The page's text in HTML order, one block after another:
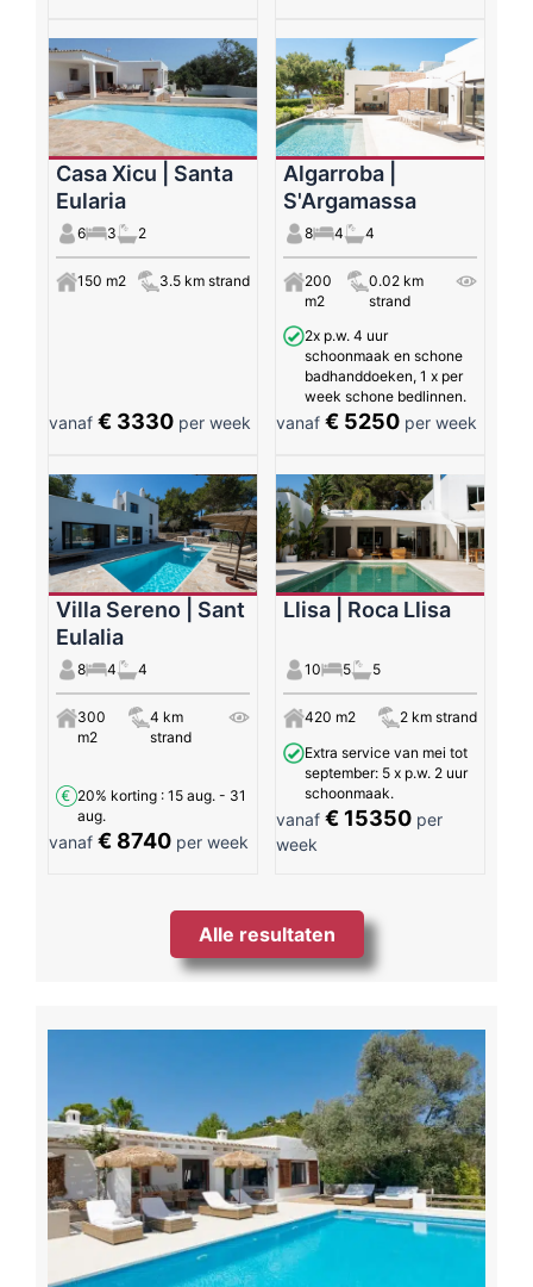
Casa Xicu | Santa
Eularia
6 3 2
150 m2 3.5 km strand
vanaf € 3330 per week
Algarroba |
S'Argamassa
8 4 4
200
m2
0.02 km
strand
2x p.w. 4 uur
schoonmaak en schone
badhanddoeken, 1 x per
week schone bedlinnen.
vanaf€ 5250 per week
Villa Sereno | Sant
Eulalia
8 4 4
300
m2
4 km
strand
20% korting : 15 aug. - 31
aug.
vanaf € 8740 per week
Llisa | Roca Llisa
10 5 5
420 m2
2 km strand
Extra service van mei tot
september: 5 x p.w. 2 uur
schoonmaak.
vanaf€ 15350 per
week
Alle resultaten